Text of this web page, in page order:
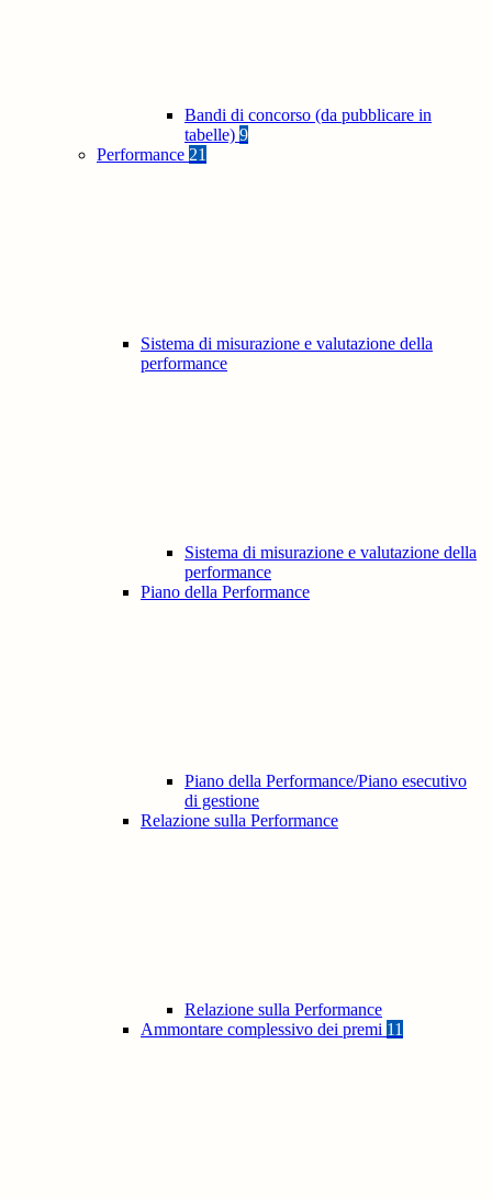
Bandi di concorso (da pubblicare in
tabelle) 9
Performance 21
Sistema di misurazione e valutazione della
performance
Sistema di misurazione e valutazione della
performance
Piano della Performance
Piano della Performance/Piano esecutivo
di gestione
Relazione sulla Performance
Relazione sulla Performance
Ammontare complessivo dei premi 11